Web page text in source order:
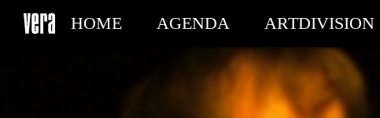
HOME AGENDA ARTDIVISION